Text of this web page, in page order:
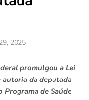
2025
promulgou a Lei
autoria da deputada
de Saúde